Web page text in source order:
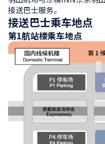
接送巴士服务。
接送巴士乘车地点
第1航站楼乘车地点